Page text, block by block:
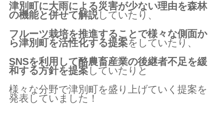
津別町に大雨による災害が少ない理由を森林
の機能と併せて解説していたり、
フルーツ栽培を推進することで様々な側面か
ら津別町を活性化する提案をしていたり、
SNSを利用して酪農畜産業の後継者不足を緩
和する方針を提案していたりと
様々な分野で津別町を盛り上げていく提案を
発表していました！